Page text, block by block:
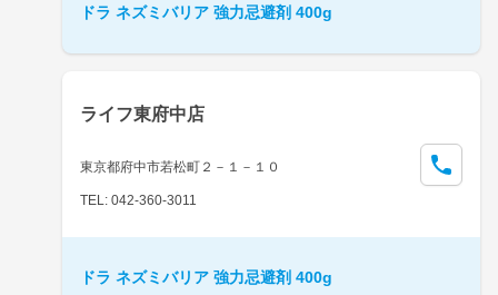
ドラ ネズミバリア 強力忌避剤 400g
ライフ東府中店
東京都府中市若松町２－１－１０
TEL: 042-360-3011
ドラ ネズミバリア 強力忌避剤 400g